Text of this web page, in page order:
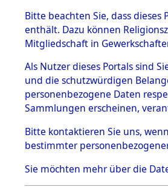
BESTÄNDE
1.
mente
5. Verschiedenes
5.3
Todesmärsche
5.3.1 Alliierte
Erhebungen
zu
Todesmärsch
en
5.3.2
Bitte beachten Sie, dass
enthält. Dazu können
Mitgliedschaft in
Als Nutzer dieses Portals sind
und die schutzwürdigen
personenbezogene Daten
Sammlungen erscheinen,
Bitte kontaktieren Sie uns,
bestimmter
Sie möchten mehr über die